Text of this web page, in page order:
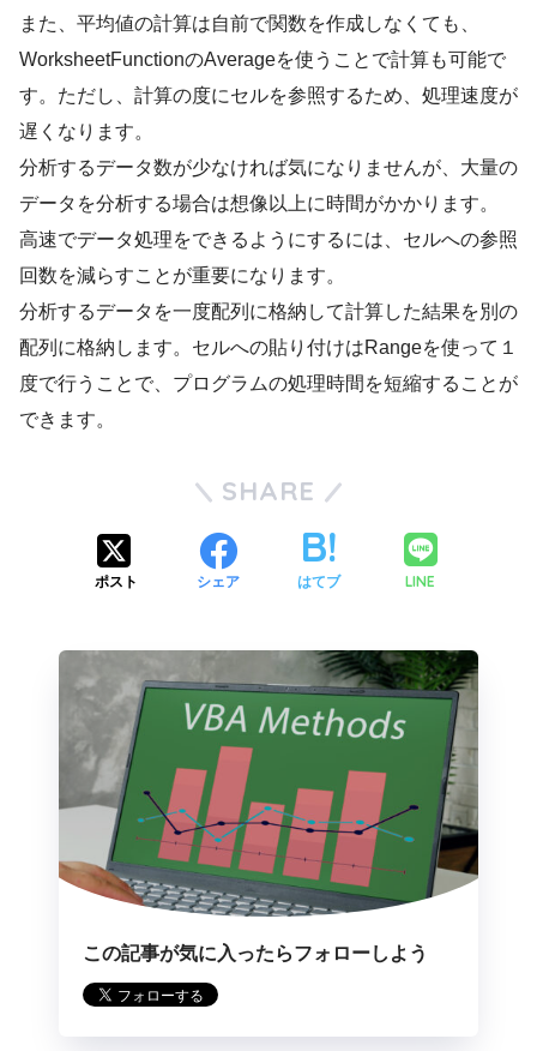
また、平均値の計算は自前で関数を作成しなくても、
WorksheetFunctionのAverageを使うことで計算も可能で
す。ただし、計算の度にセルを参照するため、処理速度が
遅くなります。
分析するデータ数が少なければ気になりませんが、大量の
データを分析する場合は想像以上に時間がかかります。
高速でデータ処理をできるようにするには、セルへの参照
回数を減らすことが重要になります。
分析するデータを一度配列に格納して計算した結果を別の
配列に格納します。セルへの貼り付けはRangeを使って１
度で行うことで、プログラムの処理時間を短縮することが
できます。
SHARE
ポスト シェア はてブ LINE
この記事が気に入ったらフォローしよう